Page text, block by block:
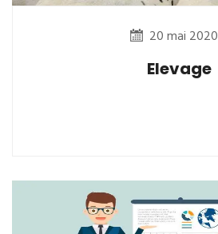
20 mai 2020
Elevage